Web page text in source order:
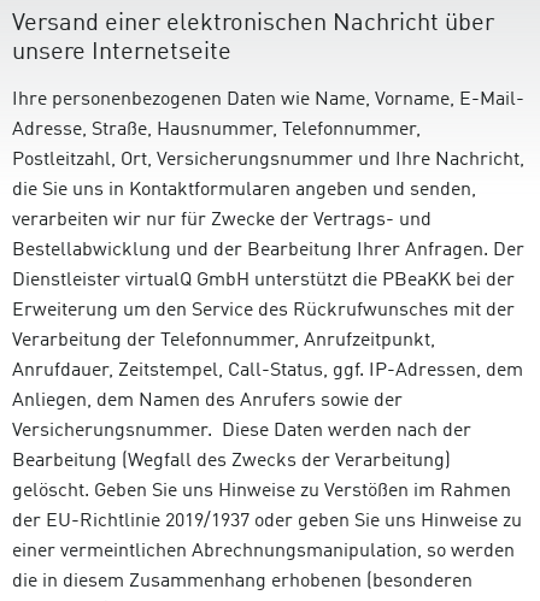
Versand einer elektronischen Nachricht über
unsere Internetseite
Ihre personenbezogenen Daten wie Name, Vorname, E-Mail-
Adresse, Straße, Hausnummer, Telefonnummer,
Postleitzahl, Ort, Versicherungsnummer und Ihre Nachricht,
die Sie uns in Kontaktformularen angeben und senden,
verarbeiten wir nur für Zwecke der Vertrags- und
Bestellabwicklung und der Bearbeitung Ihrer Anfragen. Der
Dienstleister virtualQ GmbH unterstützt die PBeaKK bei der
Erweiterung um den Service des Rückrufwunsches mit der
Verarbeitung der Telefonnummer, Anrufzeitpunkt,
Anrufdauer, Zeitstempel, Call-Status, ggf. IP-Adressen, dem
Anliegen, dem Namen des Anrufers sowie der
Versicherungsnummer. Diese Daten werden nach der
Bearbeitung (Wegfall des Zwecks der Verarbeitung)
gelöscht. Geben Sie uns Hinweise zu Verstößen im Rahmen
der EU-Richtlinie 2019/1937 oder geben Sie uns Hinweise zu
einer vermeintlichen Abrechnungsmanipulation, so werden
die in diesem Zusammenhang erhobenen (besonderen